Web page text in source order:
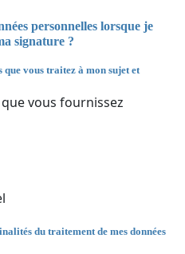
personnelles lorsque je
signature ?
que vous traitez à mon sujet et
vous fournissez
du traitement de mes données